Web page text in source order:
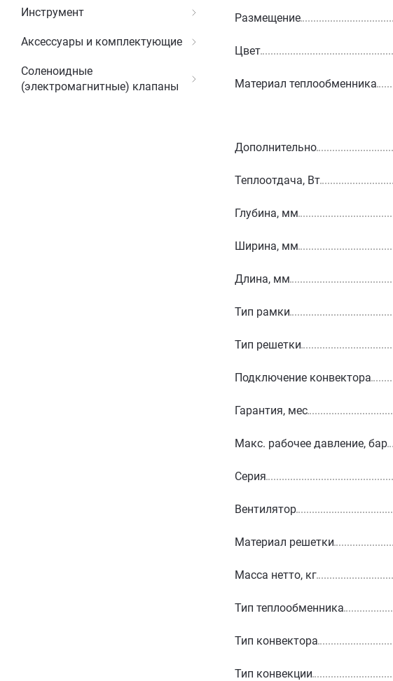
Инструмент
Аксессуары и комплектующие
Соленоидные
(электромагнитные) клапаны
Размещение
Цвет
Материал теплообменника
Дополнительно
Теплоотдача, Вт
Глубина, мм
Ширина, мм
Длина, мм
Тип рамки
Тип решетки
Подключение конвектора
Гарантия, мес
Макс. рабочее давление, бар
Серия
Вентилятор
Материал решетки
Масса нетто, кг
Тип теплообменника
Тип конвектора
Тип конвекции